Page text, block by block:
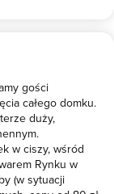
gości
całego domku.
duży,
w ciszy, wśród
Rynku w
(w sytuacji